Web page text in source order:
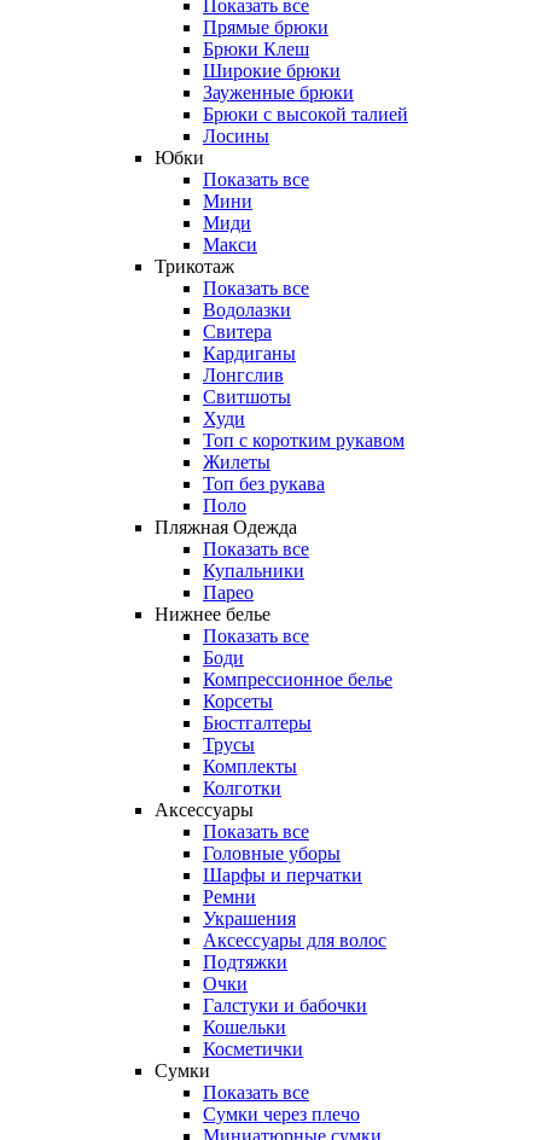
Показать все
Прямые брюки
Брюки Клеш
Широкие брюки
Зауженные брюки
Брюки с высокой талией
Лосины
Юбки
Показать все
Мини
Миди
Макси
Трикотаж
Показать все
Водолазки
Свитера
Кардиганы
Лонгслив
Свитшоты
Худи
Топ с коротким рукавом
Жилеты
Топ без рукава
Поло
Пляжная Одежда
Показать все
Купальники
Парео
Нижнее белье
Показать все
Боди
Компрессионное белье
Корсеты
Бюстгалтеры
Трусы
Комплекты
Колготки
Аксессуары
Показать все
Головные уборы
Шарфы и перчатки
Ремни
Украшения
Аксессуары для волос
Подтяжки
Очки
Галстуки и бабочки
Кошельки
Косметички
Сумки
Показать все
Сумки через плечо
Миниатюрные cумки